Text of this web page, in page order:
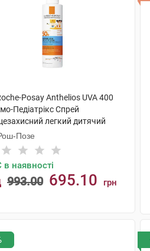
Posay Anthelios UVA 400
Педіатрікс Спрей
легкий дитячий
200 мл 1 флакон
Позе
в наявності
993.00 695.10 грн